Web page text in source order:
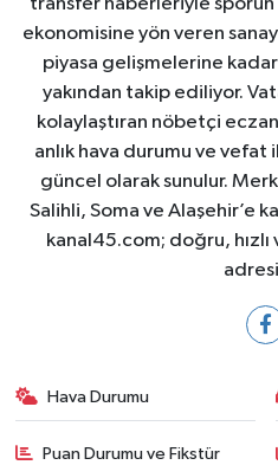
ekonomisine yön veren
piyasa gelişmelerine
yakından takip ediliyor.
kolaylaştıran nöbetçi
anlık hava durumu ve
güncel olarak sunulur.
Salihli, Soma ve Alaşehir’e
kanal45.com; doğru,
Hava Durumu
Puan Durumu ve Fikstür